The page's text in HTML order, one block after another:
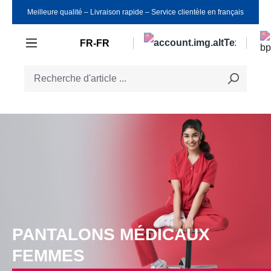
Passer au contenu principal
Meilleure qualité ‒ Livraison rapide ‒ Service clientèle en français
FR-FR
PANTALONS MÉDICAUX
FEMMES